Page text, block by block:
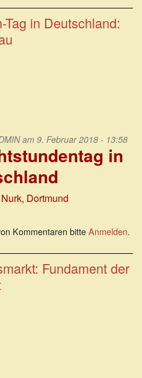
in Deutschland:
am 9. Februar 2018 - 13:58
in
Dortmund
Kommentaren bitteAnmelden.
Fundament der